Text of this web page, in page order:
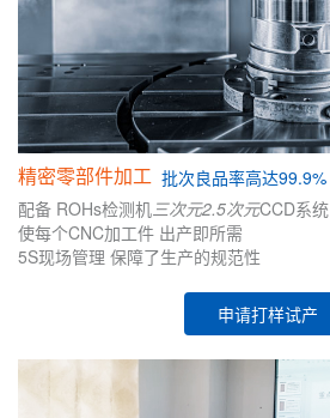
精密零部件加工 批次良品率高达99.9%
配备 ROHs检测机三次元2.5次元CCD系统
使每个CNC加工件 出产即所需
5S现场管理 保障了生产的规范性
申请打样试产